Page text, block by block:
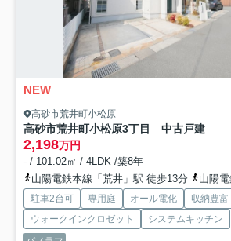
NEW
高砂市荒井町小松原
高砂市荒井町小松原3丁目 中古戸建
2,198万円
- / 101.02㎡ / 4LDK /築8年
山陽電鉄本線「荒井」駅 徒歩13分
山陽電鉄
駐車2台可 専用庭 オール電化
収納豊富
ウォークインクロゼット
システムキッチン